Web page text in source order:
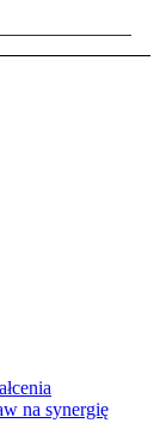
na synergię